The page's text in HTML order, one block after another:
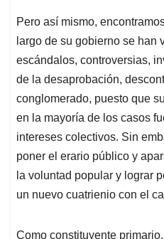
Pero así mismo,
largo de su gobierno se han
escándalos, controversias,
de la desaprobación,
conglomerado, puesto que
en la mayoría de los casos
intereses colectivos. Sin
poner el erario público y
la voluntad popular y lograr
un nuevo cuatrienio con el
Como constituyente